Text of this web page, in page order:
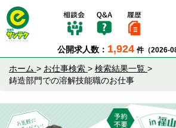
公開求人数： 1,924 件（2026-
ホーム > お仕事検索 > 検索結果一覧 >
鋳造部門での溶解技能職のお仕事